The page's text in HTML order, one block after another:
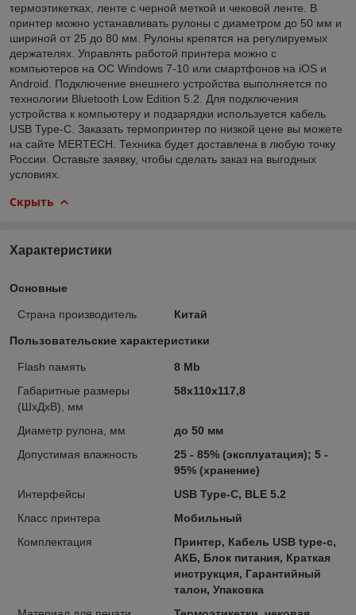
термоэтикетках, ленте с черной меткой и чековой ленте. В
принтер можно устанавливать рулоны с диаметром до 50 мм и
шириной от 25 до 80 мм. Рулоны крепятся на регулируемых
держателях. Управлять работой принтера можно с
компьютеров на ОС Windows 7-10 или смартфонов на iOS и
Android. Подключение внешнего устройства выполняется по
технологии Bluetooth Low Edition 5.2. Для подключения
устройства к компьютеру и подзарядки используется кабель
USB Type-C. Заказать термопринтер по низкой цене вы можете
на сайте MERTECH. Техника будет доставлена в любую точку
России. Оставьте заявку, чтобы сделать заказ на выгодных
условиях.
Скрыть
Характеристики
Основные
Страна производитель Китай
Пользовательские характеристики
Flash память
8 Mb
Габаритные размеры
(ШхДхВ), мм
58х110х117,8
Диаметр рулона, мм
до 50 мм
Допустимая влажность
25 - 85% (эксплуатация); 5 -
95% (хранение)
Интерфейсы
USB Type-C, BLE 5.2
Класс принтера
Мобильный
Комплектация
Принтер, Кабель USB type-c,
АКБ, Блок питания, Краткая
инструкция, Гарантийный
талон, Упаковка